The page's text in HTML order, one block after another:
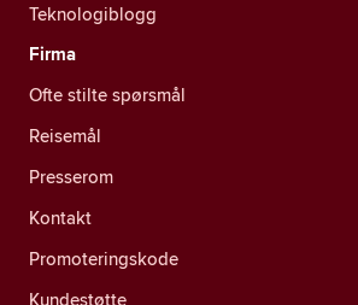
Teknologiblogg
Firma
Ofte stilte spørsmål
Reisemål
Presserom
Kontakt
Promoteringskode
Kundestøtte